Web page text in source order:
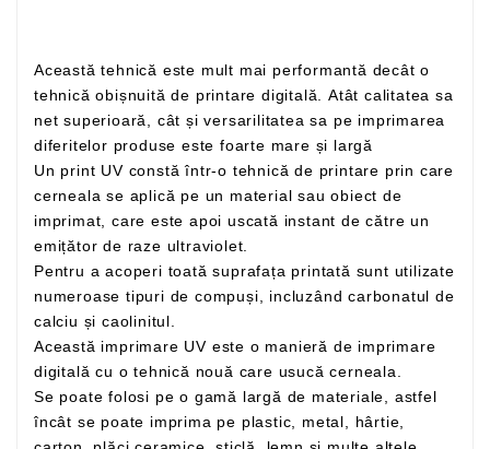
Această tehnică este mult mai performantă decât o
tehnică obișnuită de printare digitală. Atât calitatea sa
net superioară, cât și versarilitatea sa pe imprimarea
diferitelor produse este foarte mare și largă
Un print UV constă într-o tehnică de printare prin care
cerneala se aplică pe un material sau obiect de
imprimat, care este apoi uscată instant de către un
emițător de raze ultraviolet.
Pentru a acoperi toată suprafața printată sunt utilizate
numeroase tipuri de compuși, incluzând carbonatul de
calciu și caolinitul.
Această imprimare UV este o manieră de imprimare
digitală cu o tehnică nouă care usucă cerneala.
Se poate folosi pe o gamă largă de materiale, astfel
încât se poate imprima pe plastic, metal, hârtie,